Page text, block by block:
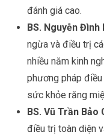
đánh giá cao.
BS. Nguyễn Đình
ngừa và điều trị
nhiều năm kinh
phương pháp
sức khỏe răng
BS. Vũ Trần Bảo
điều trị toàn diện